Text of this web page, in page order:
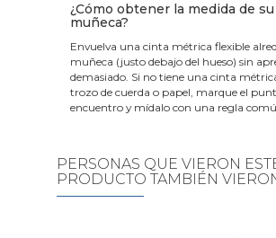
¿Cómo obtener la medida de su
muñeca?
Envuelva una cinta métrica flexible
muñeca (justo debajo del hueso) sin
demasiado. Si no tiene una cinta
trozo de cuerda o papel, marque el
encuentro y mídalo con una regla
PERSONAS QUE VIERON
PRODUCTO TAMBIÉN